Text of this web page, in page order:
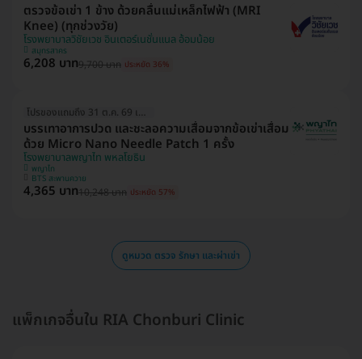
ตรวจข้อเข่า 1 ข้าง ด้วยคลื่นแม่เหล็กไฟฟ้า (MRI
Knee) (ทุกช่วงวัย)
โรงพยาบาลวิชัยเวช อินเตอร์เนชั่นแนล อ้อมน้อย
สมุทรสาคร
6,208 บาท9,700 บาท ประหยัด 36%
โปรของแถมถึง 31 ต.ค. 69 เท่านั้น!
บรรเทาอาการปวด และชะลอความเสื่อมจากข้อเข่าเสื่อม
ด้วย Micro Nano Needle Patch 1 ครั้ง
โรงพยาบาลพญาไท พหลโยธิน
พญาไท
BTS สะพานควาย
4,365 บาท10,248 บาท ประหยัด 57%
ดูหมวด ตรวจ รักษา และผ่าเข่า
แพ็กเกจอื่นใน RIA Chonburi Clinic